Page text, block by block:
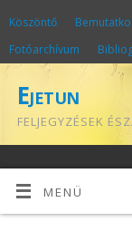
Köszöntő
Fotóarchívum
Ejetun
FELJEGYZÉSEK
MENÜ